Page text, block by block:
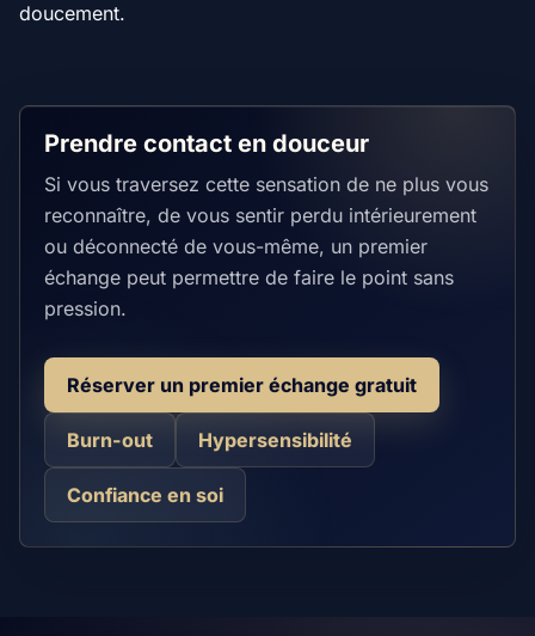
doucement.
Prendre contact en douceur
Si vous traversez cette sensation de ne plus vous
reconnaître, de vous sentir perdu intérieurement
ou déconnecté de vous-même, un premier
échange peut permettre de faire le point sans
pression.
Réserver un premier échange gratuit
Burn-out Hypersensibilité
Confiance en soi